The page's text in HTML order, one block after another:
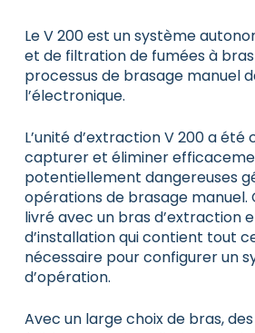
Le V 200 est un système
et de filtration de fumées à
processus de brasage manuel
l’électronique.
L’unité d’extraction V 200 a été
capturer et éliminer
potentiellement dangereuses
opérations de brasage manuel.
livré avec un bras d’extraction
d’installation qui contient tout
nécessaire pour configurer un
d’opération.
Avec un large choix de bras,